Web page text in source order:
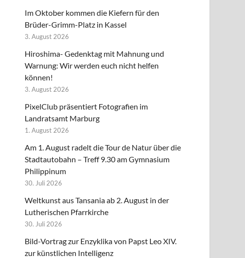
Im Oktober kommen die Kiefern für den
Brüder-Grimm-Platz in Kassel
3. August 2026
Hiroshima- Gedenktag mit Mahnung und
Warnung: Wir werden euch nicht helfen
können!
3. August 2026
PixelClub präsentiert Fotografien im
Landratsamt Marburg
1. August 2026
Am 1. August radelt die Tour de Natur über die
Stadtautobahn – Treff 9.30 am Gymnasium
Philippinum
30. Juli 2026
Weltkunst aus Tansania ab 2. August in der
Lutherischen Pfarrkirche
30. Juli 2026
Bild-Vortrag zur Enzyklika von Papst Leo XIV.
zur künstlichen Intelligenz